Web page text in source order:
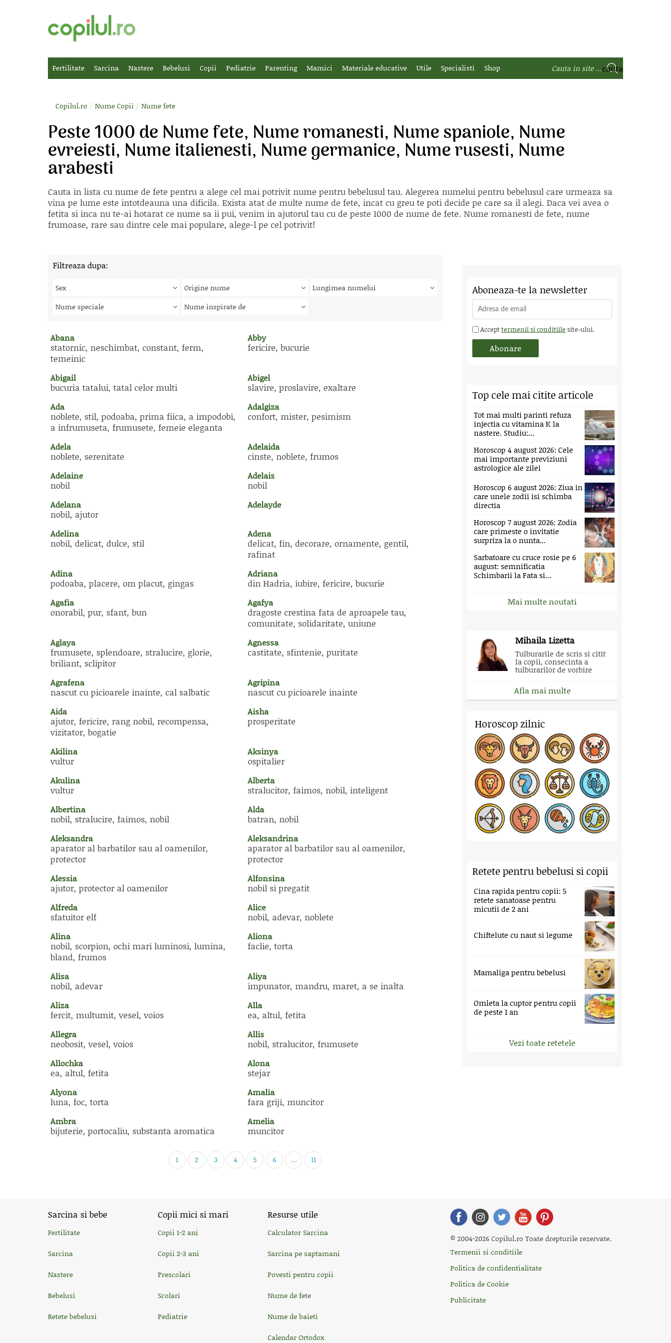
Fertilitate Sarcina Nastere Bebelusi Copii Pediatrie Parenting Mamici Materiale educative Utile Specialisti Shop
Copilul.ro / Nume Copii / Nume fete
Peste 1000 de Nume fete, Nume romanesti, Nume spaniole, Nume
evreiesti, Nume italienesti, Nume germanice, Nume rusesti, Nume
arabesti
Cauta in lista cu nume de fete pentru a alege cel mai potrivit nume pentru bebelusul tau. Alegerea numelui pentru bebelusul care urmeaza sa
vina pe lume este intotdeauna una dificila. Exista atat de multe nume de fete, incat cu greu te poti decide pe care sa il alegi. Daca vei avea o
fetita si inca nu te-ai hotarat ce nume sa ii pui, venim in ajutorul tau cu de peste 1000 de nume de fete. Nume romanesti de fete, nume
frumoase, rare sau dintre cele mai populare, alege-l pe cel potrivit!
Filtreaza dupa:
Sex Origine nume
Lungimea numelui
Nume speciale
Nume inspirate de
Abana
statornic, neschimbat, constant, ferm,
temeinic
Abby
fericire, bucurie
Abigail
bucuria tatalui, tatal celor multi
Abigel
slavire, proslavire, exaltare
Ada
noblete, stil, podoaba, prima fiica, a impodobi,
a infrumuseta, frumusete, femeie eleganta
Adalgiza
confort, mister, pesimism
Adela
noblete, serenitate
Adelaida
cinste, noblete, frumos
Adelaine
nobil
Adelais
nobil
Adelana
nobil, ajutor
Adelayde
Adelina
nobil, delicat, dulce, stil
Adena
delicat, fin, decorare, ornamente, gentil,
rafinat
Adina
podoaba, placere, om placut, gingas
Adriana
din Hadria, iubire, fericire, bucurie
Agafia
onorabil, pur, sfant, bun
Agafya
dragoste crestina fata de aproapele tau,
comunitate, solidaritate, uniune
Aglaya
frumusete, splendoare, stralucire, glorie,
briliant, sclipitor
Agnessa
castitate, sfintenie, puritate
Agrafena
nascut cu picioarele inainte, cal salbatic
Agripina
nascut cu picioarele inainte
Aida
ajutor, fericire, rang nobil, recompensa,
vizitator, bogatie
Aisha
prosperitate
Akilina
vultur
Aksinya
ospitalier
Akulina
vultur
Alberta
stralucitor, faimos, nobil, inteligent
Albertina
nobil, stralucire, faimos, nobil
Alda
batran, nobil
Aleksandra
aparator al barbatilor sau al oamenilor,
protector
Aleksandrina
aparator al barbatilor sau al oamenilor,
protector
Alessia
ajutor, protector al oamenilor
Alfonsina
nobil si pregatit
Alfreda
sfatuitor elf
Alice
nobil, adevar, noblete
Alina
nobil, scorpion, ochi mari luminosi, lumina,
bland, frumos
Aliona
faclie, torta
Alisa
nobil, adevar
Aliya
impunator, mandru, maret, a se inalta
Aliza
fercit, multumit, vesel, voios
Alla
ea, altul, fetita
Allegra
neobosit, vesel, voios
Allis
nobil, stralucitor, frumusete
Allochka
ea, altul, fetita
Alona
stejar
Alyona
luna, foc, torta
Amalia
fara griji, muncitor
Ambra
bijuterie, portocaliu, substanta aromatica
Amelia
muncitor
1 2 3 4 5 6 ... 11
Aboneaza-te la newsletter
Accepttermenii si conditiile site-ului.
Top cele mai citite articole
Tot mai multi parinti refuza
injectia cu vitamina K la
nastere. Studiu:...
Horoscop 4 august 2026: Cele
mai importante previziuni
astrologice ale zilei
Horoscop 6 august 2026: Ziua in
care unele zodii isi schimba
directia
Horoscop 7 august 2026: Zodia
care primeste o invitatie
surpriza la o nunta...
Sarbatoare cu cruce rosie pe 6
august: semnificatia
Schimbarii la Fata si...
Mai multe noutati
Mihaila Lizetta
Tulburarile de scris si citit
la copii, consecinta a
tulburarilor de vorbire
Afla mai multe
Horoscop zilnic
Retete pentru bebelusi si copii
Cina rapida pentru copii: 5
retete sanatoase pentru
micutii de 2 ani
Chiftelute cu naut si legume
Mamaliga pentru bebelusi
Omleta la cuptor pentru copii
de peste 1 an
Vezi toate retetele
Sarcina si bebe
Fertilitate
Sarcina
Nastere
Bebelusi
Retete bebelusi
Copii mici si mari
Copii 1-2 ani
Copii 2-3 ani
Prescolari
Scolari
Pediatrie
Resurse utile
Calculator Sarcina
Sarcina pe saptamani
Povesti pentru copii
Nume de fete
Nume de baieti
Calendar Ortodox
© 2004-2026 Copilul.ro Toate drepturile rezervate.
Termenii si conditiile
Politica de confidentialitate
Politica de Cookie
Publicitate